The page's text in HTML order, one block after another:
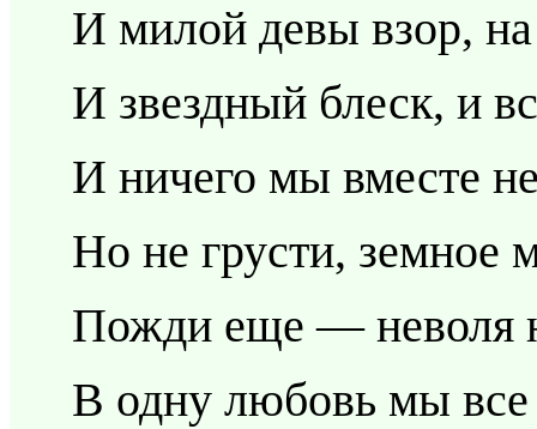
И милой девы взор,
И звездный блеск, и
И ничего мы вместе
Но не грусти, земное
Пожди еще — неволя
В одну любовь мы все